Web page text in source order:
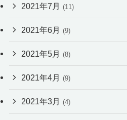
2021年7月 (11)
2021年6月 (9)
2021年5月 (8)
2021年4月 (9)
2021年3月 (4)